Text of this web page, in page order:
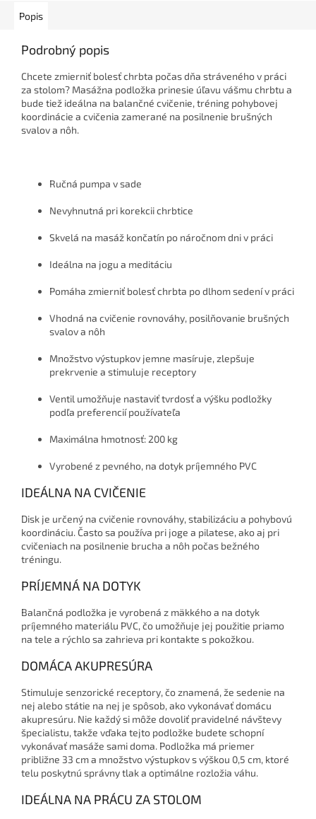
Popis
Podrobný popis
Chcete zmierniť bolesť chrbta počas dňa stráveného v práci
za stolom? Masážna podložka prinesie úľavu vášmu chrbtu a
bude tiež ideálna na balančné cvičenie, tréning pohybovej
koordinácie a cvičenia zamerané na posilnenie brušných
svalov a nôh.
Ručná pumpa v sade
Nevyhnutná pri korekcii chrbtice
Skvelá na masáž končatín po náročnom dni v práci
Ideálna na jogu a meditáciu
Pomáha zmierniť bolesť chrbta po dlhom sedení v práci
Vhodná na cvičenie rovnováhy, posilňovanie brušných
svalov a nôh
Množstvo výstupkov jemne masíruje, zlepšuje
prekrvenie a stimuluje receptory
Ventil umožňuje nastaviť tvrdosť a výšku podložky
podľa preferencií používateľa
Maximálna hmotnosť: 200 kg
Vyrobené z pevného, na dotyk príjemného PVC
IDEÁLNA NA CVIČENIE
Disk je určený na cvičenie rovnováhy, stabilizáciu a pohybovú
koordináciu. Často sa používa pri joge a pilatese, ako aj pri
cvičeniach na posilnenie brucha a nôh počas bežného
tréningu.
PRÍJEMNÁ NA DOTYK
Balančná podložka je vyrobená z mäkkého a na dotyk
príjemného materiálu PVC, čo umožňuje jej použitie priamo
na tele a rýchlo sa zahrieva pri kontakte s pokožkou.
DOMÁCA AKUPRESÚRA
Stimuluje senzorické receptory, čo znamená, že sedenie na
nej alebo státie na nej je spôsob, ako vykonávať domácu
akupresúru. Nie každý si môže dovoliť pravidelné návštevy
špecialistu, takže vďaka tejto podložke budete schopní
vykonávať masáže sami doma. Podložka má priemer
približne 33 cm a množstvo výstupkov s výškou 0,5 cm, ktoré
telu poskytnú správny tlak a optimálne rozložia váhu.
IDEÁLNA NA PRÁCU ZA STOLOM